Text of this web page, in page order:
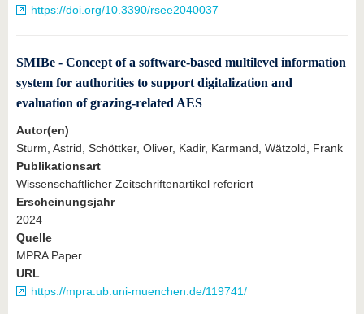
https://doi.org/10.3390/rsee2040037
SMIBe - Concept of a software-based multilevel information
system for authorities to support digitalization and
evaluation of grazing-related AES
Autor(en)
Sturm, Astrid, Schöttker, Oliver, Kadir, Karmand, Wätzold, Frank
Publikationsart
Wissenschaftlicher Zeitschriftenartikel referiert
Erscheinungsjahr
2024
Quelle
MPRA Paper
URL
https://mpra.ub.uni-muenchen.de/119741/